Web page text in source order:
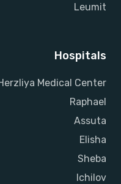
Leumit
Hospitals
Medical Center
Raphael
Assuta
Elisha
Sheba
Ichilov